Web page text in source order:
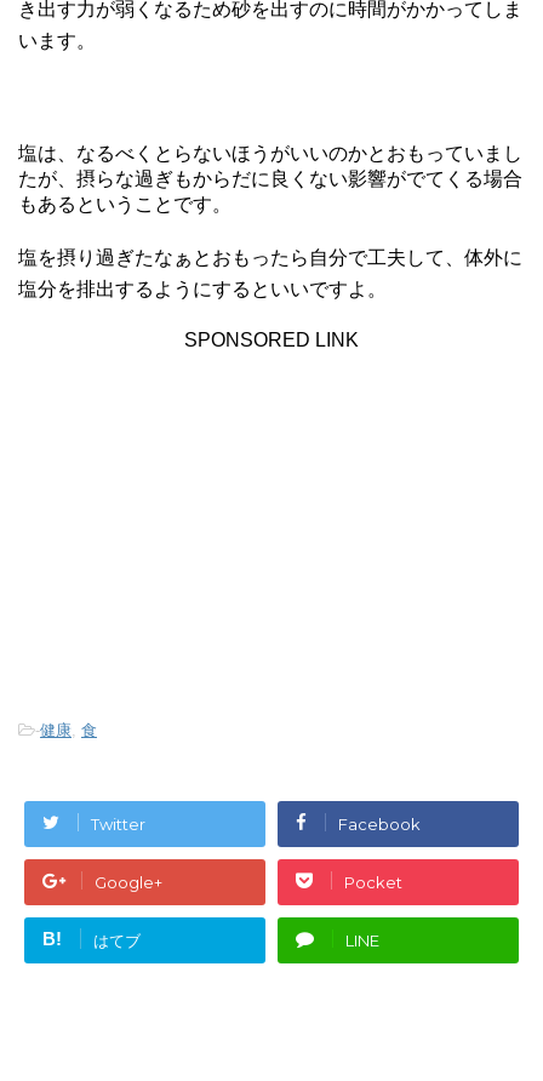
き出す力が弱くなるため砂を出すのに時間がかかってしま
います。
塩は、なるべくとらないほうがいいのかとおもっていまし
たが、摂らな過ぎもからだに良くない影響がでてくる場合
もあるということです。
塩を摂り過ぎたなぁとおもったら自分で工夫して、体外に
塩分を排出するようにするといいですよ。
SPONSORED LINK
-健康, 食
Twitter Facebook
Google+ Pocket
B! はてブ LINE